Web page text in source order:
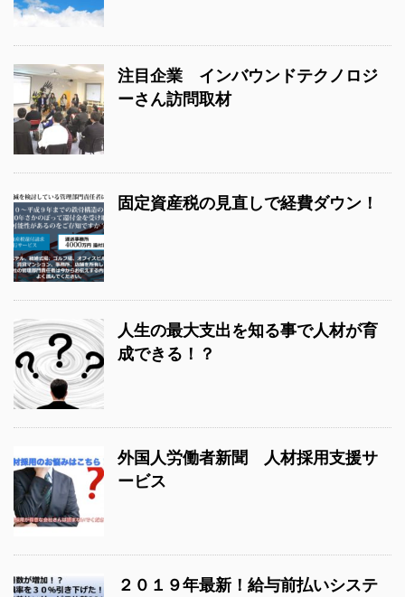
注目企業 インバウンドテクノロジ
ーさん訪問取材
固定資産税の見直しで経費ダウン！
人生の最大支出を知る事で人材が育
成できる！？
外国人労働者新聞 人材採用支援サ
ービス
２０１９年最新！給与前払いシステ